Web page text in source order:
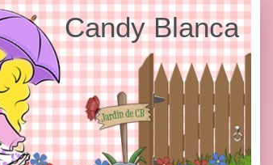
Candy Blanca